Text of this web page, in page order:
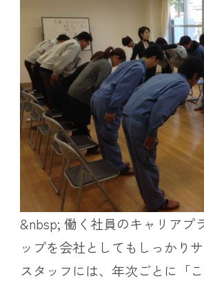
&nbsp; 働く社員のキャリアプ
ップを会社としてもしっかり
スタッフには、年次ごとに「